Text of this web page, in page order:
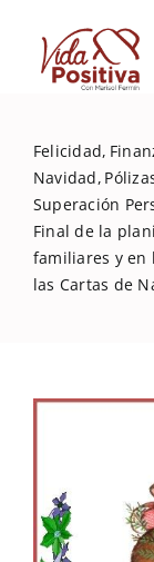
content
Felicidad
Navidad
Superación
Final de la
familiares y en
las Cartas de